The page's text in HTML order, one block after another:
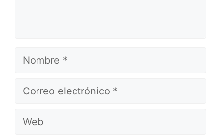
Nombre
Correo
Web